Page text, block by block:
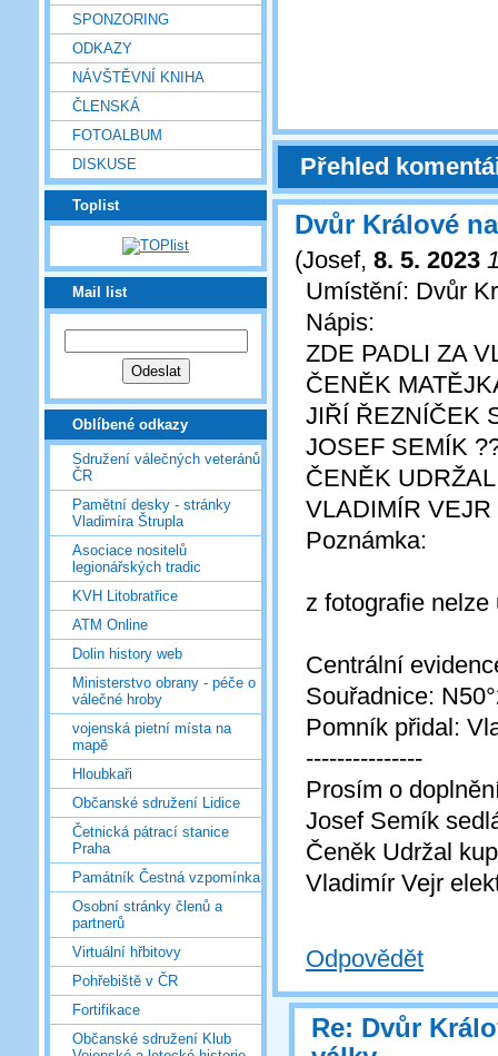
SPONZORING
ODKAZY
NÁVŠTĚVNÍ KNIHA
ČLENSKÁ
FOTOALBUM
DISKUSE
Toplist
Mail list
Oblíbené odkazy
Sdružení válečných veteránů
ČR
Pamětní desky - stránky
Vladimíra Štrupla
Asociace nositelů
legionářských tradic
KVH Litobratřice
ATM Online
Dolin history web
Ministerstvo obrany - péče o
válečné hroby
vojenská pietní místa na
mapě
Hloubkaři
Občanské sdružení Lidice
Četnická pátrací stanice
Praha
Památník Čestná vzpomínka
Osobní stránky členů a
partnerů
Virtuální hřbitovy
Pohřebiště v ČR
Fortifikace
Občanské sdružení Klub
Přehled
Dvůr Králové
(Josef, 8. 5. 2023
Umístění: Dvůr
Nápis:
ZDE PADLI ZA
ČENĚK
JIŘÍ ŘEZNÍČEK
JOSEF SEMÍK
ČENĚK
VLADIMÍR VEJR
Poznámka:
z fotografie
Centrální
Souřadnice:
Pomník přidal:
---------------
Prosím o
Josef Semík
Čeněk Udržal
Vladimír Vejr
Odpovědět
Re: Dvůr